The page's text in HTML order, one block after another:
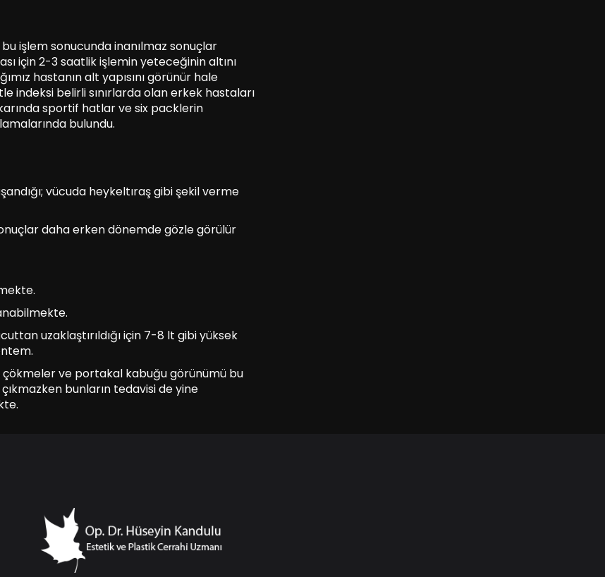
işlem sonucunda inanılmaz sonuçlar
için 2-3 saatlik işlemin yeteceğinin altını
hastanın alt yapısını görünür hale
indeksi belirli sınırlarda olan erkek hastaları
sportif hatlar ve six packlerin
bulundu.
vücuda heykeltıraş gibi şekil verme
daha erken dönemde gözle görülür
uzaklaştırıldığı için 7-8 lt gibi yüksek
çökmeler ve portakal kabuğu görünümü bu
bunların tedavisi de yine